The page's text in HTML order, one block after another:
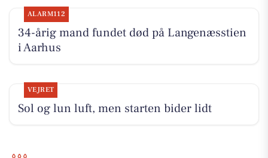
ALARM112
34-årig mand fundet død på Langenæsstien
i Aarhus
VEJRET
Sol og lun luft, men starten bider lidt